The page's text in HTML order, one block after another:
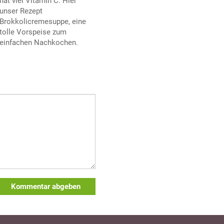
Rezept
eine
Vorspeise zum
Nachkochen.
Kommentar abgeben